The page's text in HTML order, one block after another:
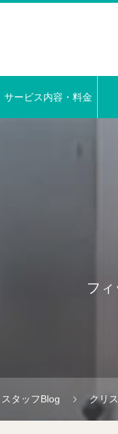
サービス内容・料金
フ
スタッフBlog クリ